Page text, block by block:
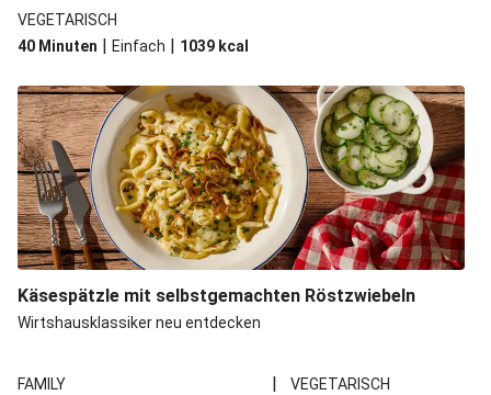
VEGETARISCH
40 Minuten | Einfach | 1039 kcal
Käsespätzle mit selbstgemachten Röstzwiebeln
Wirtshausklassiker neu entdecken
FAMILY |
VEGETARISCH